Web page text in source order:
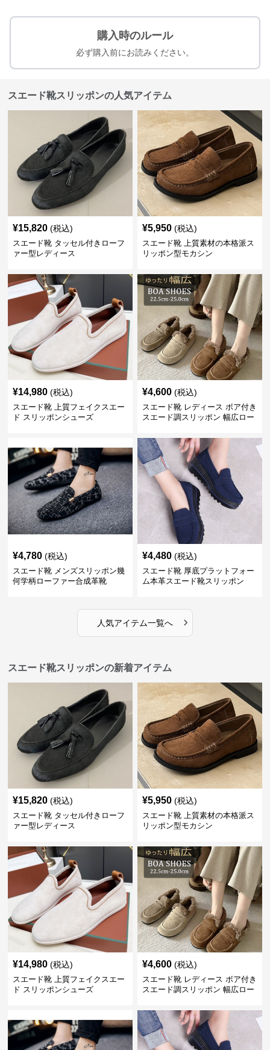
購入時のルール
必ず購入前にお読みください。
スエード靴スリッポンの人気アイテム
¥15,820 (税込)
スエード靴 タッセル付きローフ
ァー型レディース
¥5,950 (税込)
スエード靴 上質素材の本格派ス
リッポン型モカシン
¥14,980 (税込)
スエード靴 上質フェイクスエー
ド スリッポンシューズ
¥4,600 (税込)
スエード靴 レディース ボア付き
スエード調スリッポン 幅広ロー
¥4,780 (税込)
スエード靴 メンズスリッポン幾
何学柄ローファー合成革靴
¥4,480 (税込)
スエード靴 厚底プラットフォー
ム本革スエード靴スリッポン
人気アイテム一覧へ ›
スエード靴スリッポンの新着アイテム
¥15,820 (税込)
スエード靴 タッセル付きローフ
ァー型レディース
¥5,950 (税込)
スエード靴 上質素材の本格派ス
リッポン型モカシン
¥14,980 (税込)
スエード靴 上質フェイクスエー
ド スリッポンシューズ
¥4,600 (税込)
スエード靴 レディース ボア付き
スエード調スリッポン 幅広ロー